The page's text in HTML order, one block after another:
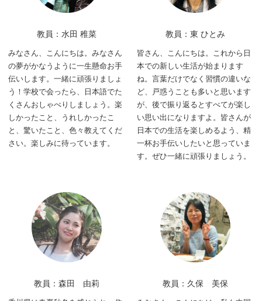
教員：水田 稚菜
みなさん、こんにちは。みなさん
の夢がかなうように一生懸命お手
伝いします。一緒に頑張りましょ
う！学校で会ったら、日本語でた
くさんおしゃべりしましょう。楽
しかったこと、うれしかったこ
と、驚いたこと、色々教えてくだ
さい。楽しみに待っています。
教員：東 ひとみ
皆さん、こんにちは。これから日
本での新しい生活が始まります
ね。言葉だけでなく習慣の違いな
ど、戸惑うことも多いと思います
が、後で振り返るとすべてが楽し
い思い出になりますよ。皆さんが
日本での生活を楽しめるよう、精
一杯お手伝いしたいと思っていま
す。ぜひ一緒に頑張りましょう。
教員：森田 由莉 教員：久保 美保